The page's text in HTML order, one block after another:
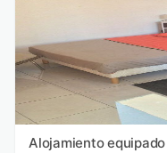
Alojamiento equipado